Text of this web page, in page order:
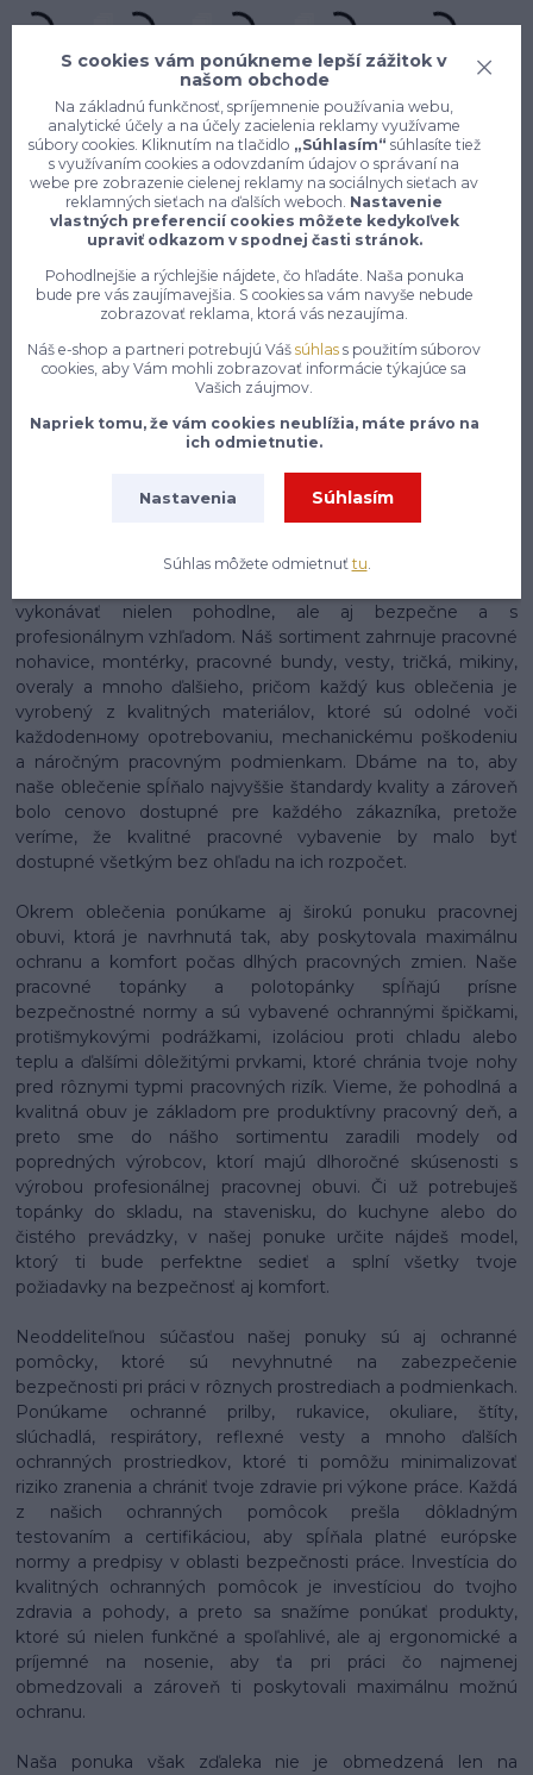
Konečne e-shop, kde nemusíte
vyberať medzi kvalitou a cenou,
pracovné aj voľnočasové oblečenie
pre mužov a ženy na jednom mieste,
7 z 10 zákazníkov si objedná znovu do 30 dní —
zistite, čo je na našich pracovných odevoch a
obuvi tak návykového
Na našom e-shope enytex.sk sa môžeš tešiť na skutočne
oblečenia, ktorý pokrýva potreby pracovníkov naprieč
logistike alebo v akomkoľvek inom obore, nájdeš u nás
vykonávať nielen pohodlne, ale aj bezpečne a s
profesionálnym vzhľadom. Náš sortiment zahrnuje pracovné
nohavice, montérky, pracovné bundy, vesty, tričká, mikiny,
overaly a mnoho ďalšieho, pričom každý kus oblečenia je
vyrobený z kvalitných materiálov, ktoré sú odolné voči
každodenному opotrebovaniu, mechanickému poškodeniu
a náročným pracovným podmienkam. Dbáme na to, aby
naše oblečenie spĺňalo najvyššie štandardy kvality a zároveň
bolo cenovo dostupné pre každého zákazníka, pretože
veríme, že kvalitné pracovné vybavenie by malo byť
dostupné všetkým bez ohľadu na ich rozpočet.
Okrem oblečenia ponúkame aj širokú ponuku pracovnej
obuvi, ktorá je navrhnutá tak, aby poskytovala maximálnu
ochranu a komfort počas dlhých pracovných zmien. Naše
pracovné topánky a polotopánky spĺňajú prísne
bezpečnostné normy a sú vybavené ochrannými špičkami,
protišmykovými podrážkami, izoláciou proti chladu alebo
teplu a ďalšími dôležitými prvkami, ktoré chránia tvoje nohy
pred rôznymi typmi pracovných rizík. Vieme, že pohodlná a
kvalitná obuv je základom pre produktívny pracovný deň, a
preto sme do nášho sortimentu zaradili modely od
popredných výrobcov, ktorí majú dlhoročné skúsenosti s
výrobou profesionálnej pracovnej obuvi. Či už potrebuješ
topánky do skladu, na stavenisku, do kuchyne alebo do
čistého prevádzky, v našej ponuke určite nájdeš model,
ktorý ti bude perfektne sedieť a splní všetky tvoje
požiadavky na bezpečnosť aj komfort.
Neoddeliteľnou súčasťou našej ponuky sú aj ochranné
pomôcky, ktoré sú nevyhnutné na zabezpečenie
bezpečnosti pri práci v rôznych prostrediach a podmienkach.
Ponúkame ochranné prilby, rukavice, okuliare, štíty,
slúchadlá, respirátory, reflexné vesty a mnoho ďalších
ochranných prostriedkov, ktoré ti pomôžu minimalizovať
riziko zranenia a chrániť tvoje zdravie pri výkone práce. Každá
z našich ochranných pomôcok prešla dôkladným
testovaním a certifikáciou, aby spĺňala platné európske
normy a predpisy v oblasti bezpečnosti práce. Investícia do
kvalitných ochranných pomôcok je investíciou do tvojho
zdravia a pohody, a preto sa snažíme ponúkať produkty,
ktoré sú nielen funkčné a spoľahlivé, ale aj ergonomické a
príjemné na nosenie, aby ťa pri práci čo najmenej
obmedzovali a zároveň ti poskytovali maximálnu možnú
ochranu.
Naša ponuka však zďaleka nie je obmedzená len na
S cookies vám ponúkneme lepší zážitok v
našom obchode
Na základnú funkčnosť, spríjemnenie používania webu,
analytické účely a na účely zacielenia reklamy využívame
súbory cookies. Kliknutím na tlačidlo „Súhlasím“ súhlasíte tiež
s využívaním cookies a odovzdaním údajov o správaní na
webe pre zobrazenie cielenej reklamy na sociálnych sieťach av
reklamných sieťach na ďalších weboch. Nastavenie
vlastných preferencií cookies môžete kedykoľvek
upraviť odkazom v spodnej časti stránok.
Pohodlnejšie a rýchlejšie nájdete, čo hľadáte. Naša ponuka
bude pre vás zaujímavejšia. S cookies sa vám navyše nebude
zobrazovať reklama, ktorá vás nezaujíma.
Náš e-shop a partneri potrebujú Vášsúhlas s použitím súborov
cookies, aby Vám mohli zobrazovať informácie týkajúce sa
Vašich záujmov.
Napriek tomu, že vám cookies neublížia, máte právo na
ich odmietnutie.
Nastavenia Súhlasím
Súhlas môžete odmietnuť tu